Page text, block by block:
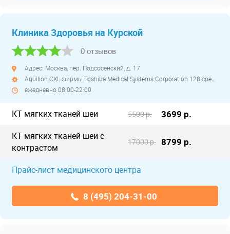
Клиника Здоровья на Курской
0 отзывов
Адрес: Москва, пер. Подсосенский, д. 17
ежедневно 08:00-22:00
КТ мягких тканей шеи 5500 р. 3699 р.
КТ мягких тканей шеи с
контрастом
17000 р. 8799 р.
Прайс-лист медицинского центра
8 (495) 204-31-00